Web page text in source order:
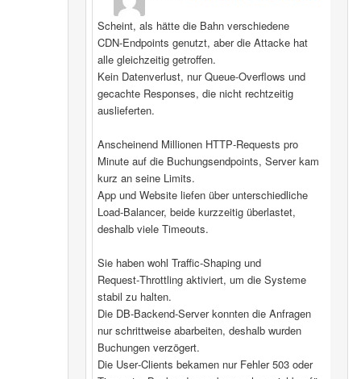
Scheint, als hätte die Bahn verschiedene
CDN‑Endpoints genutzt, aber die Attacke hat
alle gleichzeitig getroffen.
Kein Datenverlust, nur Queue‑Overflows und
gecachte Responses, die nicht rechtzeitig
auslieferten.
Anscheinend Millionen HTTP‑Requests pro
Minute auf die Buchungsendpoints, Server kam
kurz an seine Limits.
App und Website liefen über unterschiedliche
Load‑Balancer, beide kurzzeitig überlastet,
deshalb viele Timeouts.
Sie haben wohl Traffic‑Shaping und
Request‑Throttling aktiviert, um die Systeme
stabil zu halten.
Die DB‑Backend-Server konnten die Anfragen
nur schrittweise abarbeiten, deshalb wurden
Buchungen verzögert.
Die User‑Clients bekamen nur Fehler 503 oder